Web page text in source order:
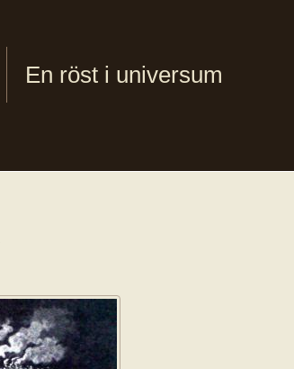
En röst i universum